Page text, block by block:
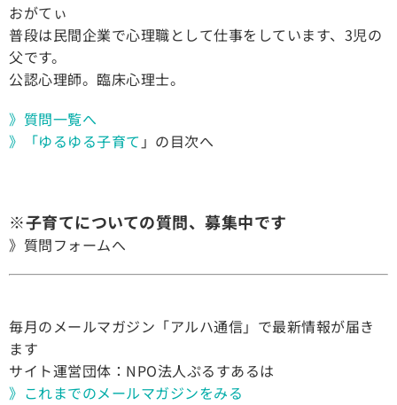
おがてぃ
普段は民間企業で心理職として仕事をしています、3児の
父です。
公認心理師。臨床心理士。
》質問一覧へ
》「ゆるゆる子育て 」の目次へ
※子育てについての質問、募集中です
》質問フォームへ
毎月のメールマガジン「アルハ通信」で最新情報が届き
ます
サイト運営団体：NPO法人ぷるすあるは
》これまでのメールマガジンをみる